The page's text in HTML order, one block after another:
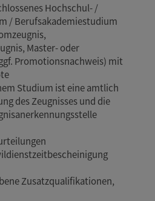
Hochschul- /
/ Berufsakademiestudium
Master- oder
Promotionsnachweis) mit
Studium ist eine amtlich
des Zeugnisses und die
Zusatzqualifikationen,